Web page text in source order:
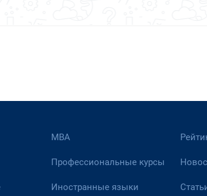
МВА
Профессиональные курсы
Иностранные языки